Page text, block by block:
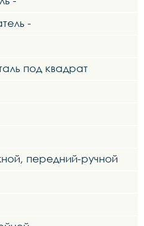
-
под квадрат
передний-ручной